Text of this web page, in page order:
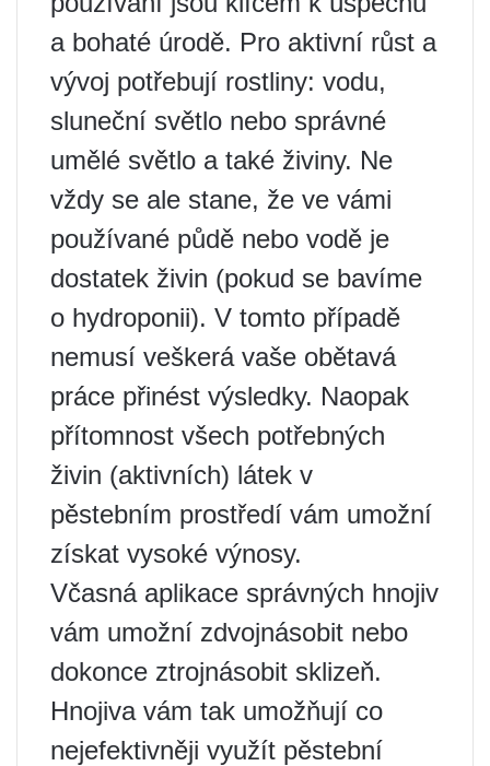
a bohaté úrodě. Pro aktivní růst a
vývoj potřebují rostliny: vodu,
sluneční světlo nebo správné
umělé světlo a také živiny. Ne
vždy se ale stane, že ve vámi
používané půdě nebo vodě je
dostatek živin (pokud se bavíme
o hydroponii). V tomto případě
nemusí veškerá vaše obětavá
práce přinést výsledky. Naopak
přítomnost všech potřebných
živin (aktivních) látek v
pěstebním prostředí vám umožní
získat vysoké výnosy.
Včasná aplikace správných hnojiv
vám umožní zdvojnásobit nebo
dokonce ztrojnásobit sklizeň.
Hnojiva vám tak umožňují co
nejefektivněji využít pěstební